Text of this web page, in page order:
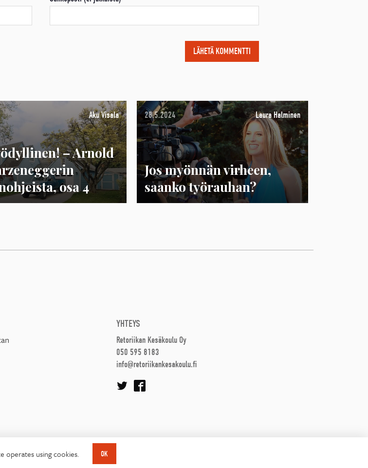
operates using cookies. OK
Aku Visala
– Arnold
osa 4
28.5.2024 Laura Halminen
Jos myönnän virheen,
saanko työrauhan?
YHTEYS
Retoriikan Kesäkoulu Oy
050 595 8183
info@retoriikankesakoulu.fi